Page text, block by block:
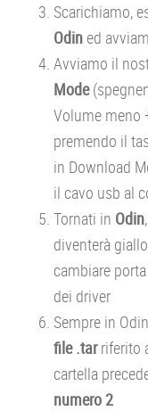
Scarichiamo,
Odin ed
Avviamo il
Mode
Volume meno
premendo il
in Download
il cavo usb al
Tornati in Odin
diventerà
cambiare
dei driver
Sempre in
file .tarriferito
cartella
numero 2